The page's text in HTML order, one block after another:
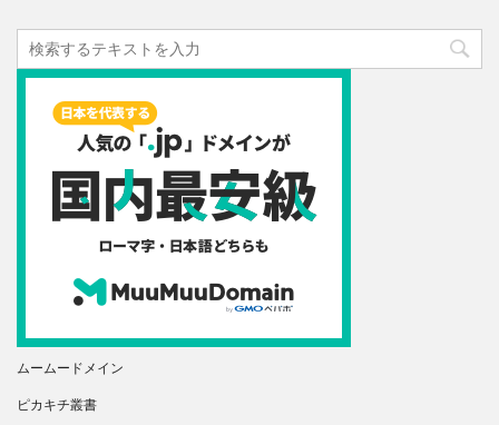
ムームードメイン
ピカキチ叢書